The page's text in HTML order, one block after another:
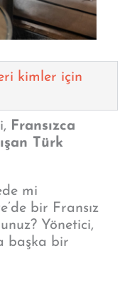
kimler için
Fransızca
Türk
mi
bir Fransız
Yönetici,
başka bir